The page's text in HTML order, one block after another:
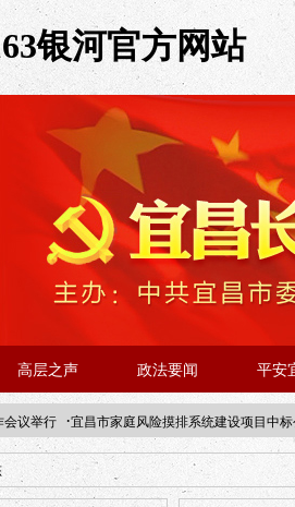
银河官方网站
高层之声 政法要闻 平安
会议举行 ·宜昌市家庭风险摸排系统建设项目中
位人才引进·北京站人民大学入校工作提醒